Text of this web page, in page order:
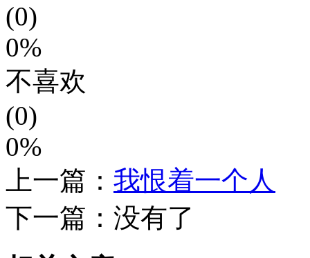
(0)
0%
不喜欢
(0)
0%
上一篇： 我恨着一个人
下一篇：没有了